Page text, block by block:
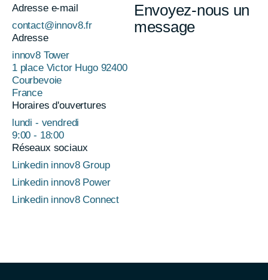
Adresse e-mail
contact@innov8.fr
Adresse
innov8 Tower
1 place Victor Hugo 92400
Courbevoie
France
Horaires d'ouvertures
lundi - vendredi
9:00 - 18:00
Réseaux sociaux
Linkedin innov8 Group
Linkedin innov8 Power
Linkedin innov8 Connect
Envoyez-nous un
message